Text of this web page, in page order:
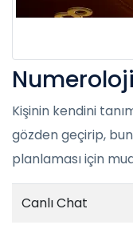
Kişinin kendini
gözden geçirip,
planlaması için
Canlı Chat